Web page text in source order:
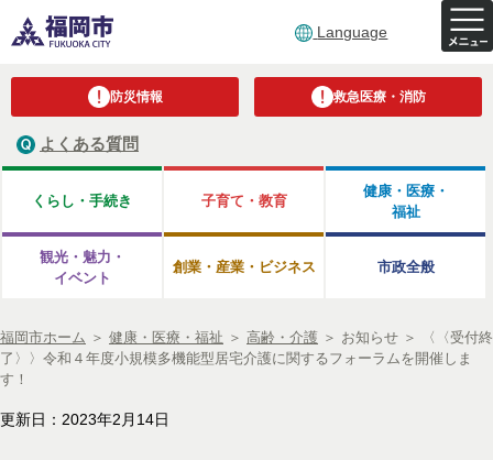
Language
防災情報 救急医療・消防
よくある質問
くらし・手続き 子育て・教育
健康・医療・
福祉
観光・魅力・
イベント
創業・産業・ビジネス 市政全般
福岡市ホーム ＞ 健康・医療・福祉 ＞ 高齢・介護 ＞ お知らせ ＞
〈〈受付終
了〉〉令和４年度小規模多機能型居宅介護に関するフォーラムを開催しま
す！
更新日：2023年2月14日